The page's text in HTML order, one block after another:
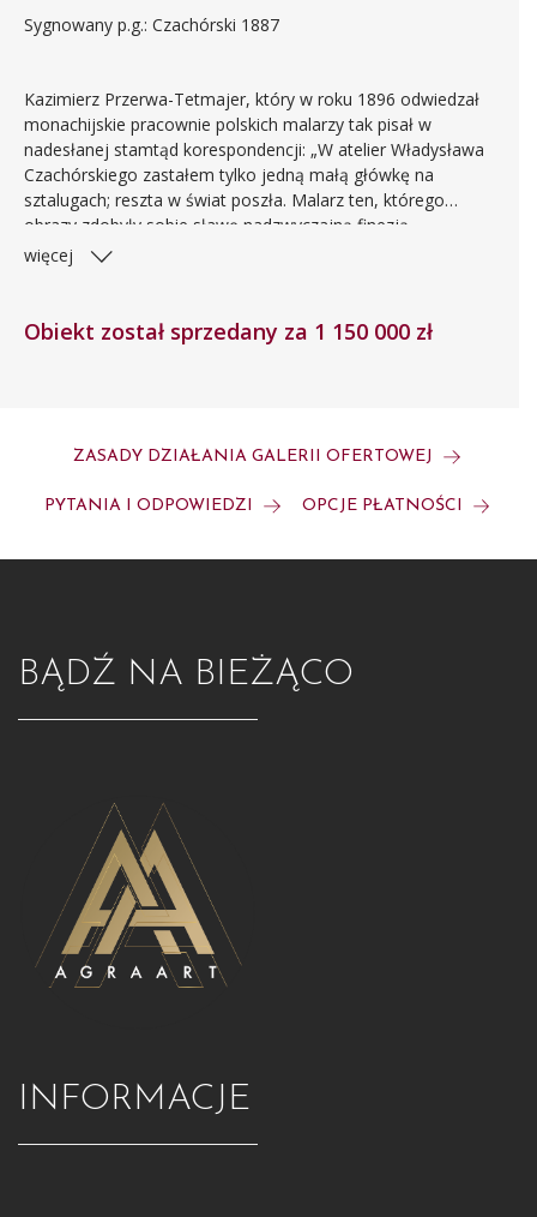
Sygnowany p.g.: Czachórski 1887
Kazimierz Przerwa-Tetmajer, który w roku 1896 odwiedzał
monachijskie pracownie polskich malarzy tak pisał w
nadesłanej stamtąd korespondencji: „W atelier Władysława
Czachórskiego zastałem tylko jedną małą główkę na
sztalugach; reszta w świat poszła. Malarz ten, którego
obrazy zdobyły sobie sławę nadzwyczajną finezją
wykonania, ma pracownię zupełnie taką, jak obrazy, które z
gobelinów, dywanów, stylowych zegarów, mebli, wazonów
powstał także prezentowany tu obraz Przed balem, dzieło w
delikatną karnację modelki.
więcej
Obiekt został sprzedany za 1 150 000 zł
ZASADY DZIAŁANIA GALERII OFERTOWEJ
PYTANIA I ODPOWIEDZI OPCJE PŁATNOŚCI
BĄDŹ NA BIEŻĄCO
INFORMACJE